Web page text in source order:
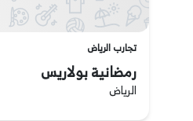
تجارب الرياض
رمضانية بولاريس
الرياض